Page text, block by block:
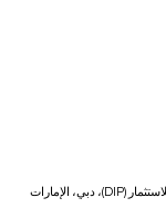
مبنى الرئيس التنفيذي، مجمع دبي للاستثمار (DIP)، دبي، الإمارات